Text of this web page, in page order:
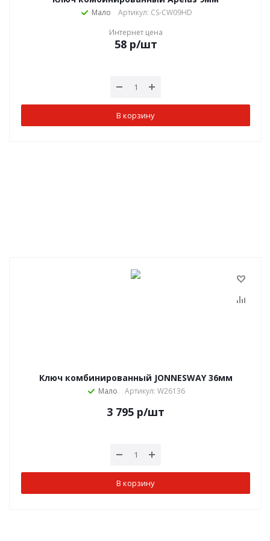
Мало
Артикул: CS-CW09HD
Интернет цена
58р/шт
В корзину
Ключ комбинированный JONNESWAY 36мм
Мало Артикул: W26136
3 795 р/шт
В корзину